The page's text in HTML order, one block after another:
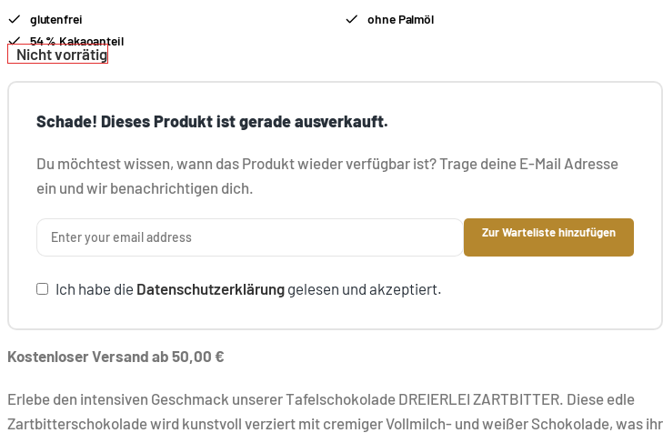
glutenfrei
ohne Palmöl
54 % Kakaoanteil
Nicht vorrätig
Schade! Dieses Produkt ist gerade ausverkauft.
Du möchtest wissen, wann das Produkt wieder verfügbar ist? Trage deine E-Mail Adresse
ein und wir benachrichtigen dich.
Zur Warteliste hinzufügen
Ich habe die Datenschutzerklärunggelesen und akzeptiert.
Kostenloser Versand ab 50,00 €
Erlebe den intensiven Geschmack unserer Tafelschokolade DREIERLEI ZARTBITTER. Diese edle
Zartbitterschokolade wird kunstvoll verziert mit cremiger Vollmilch- und weißer Schokolade, was ihr